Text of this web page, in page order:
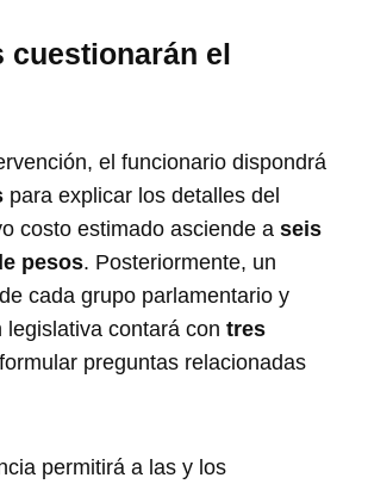
cuestionarán el
el funcionario dispondrá
para explicar los detalles del
costo estimado asciende aseis
pesos. Posteriormente, un
cada grupo parlamentario y
legislativa contará contres
preguntas relacionadas
permitirá a las y los